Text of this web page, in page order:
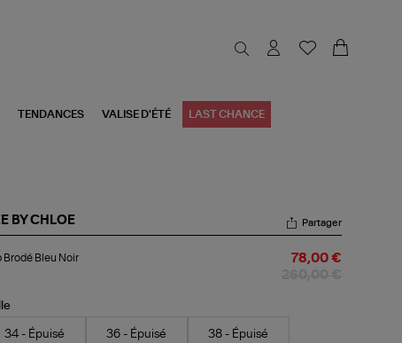
TENDANCES VALISE D'ÉTÉ LAST CHANCE
BY CHLOE Partager
Brodé Bleu Noir 78,00 €
34 - Épuisé 36 - Épuisé 38 - Épuisé